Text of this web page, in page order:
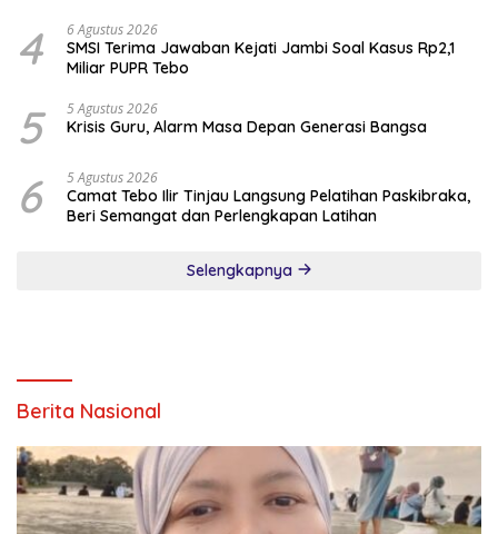
4 6 Agustus 2026
SMSI Terima Jawaban Kejati Jambi Soal Kasus Rp2,1
Miliar PUPR Tebo
5 5 Agustus 2026
Krisis Guru, Alarm Masa Depan Generasi Bangsa
6 5 Agustus 2026
Camat Tebo Ilir Tinjau Langsung Pelatihan Paskibraka,
Beri Semangat dan Perlengkapan Latihan
Selengkapnya
Berita Nasional